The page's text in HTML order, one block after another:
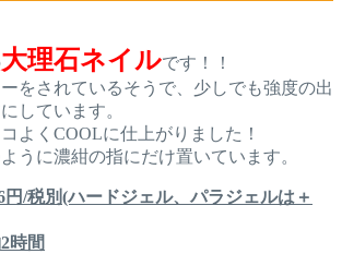
大理石ネイルです！！
をされているそうで、少しでも強度の出
しています。
よくCOOLに仕上がりました！
うに濃紺の指にだけ置いています。
/税別(ハードジェル、パラジェルは＋
時間